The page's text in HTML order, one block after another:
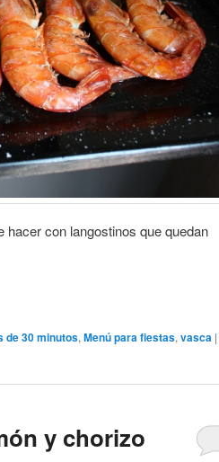
hacer con langostinos que quedan
de 30 minutos, Menú para fiestas, vasca |
y chorizo